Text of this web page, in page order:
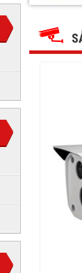
HAC-
HAC-
1.0mp
HAC-
1.0mp
HAC-
1.0mp
HAC-
1.0mp